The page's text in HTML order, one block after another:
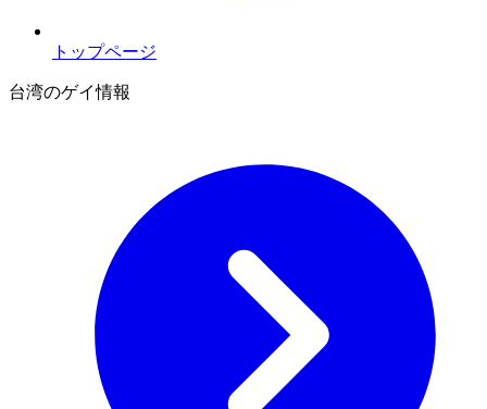
トップページ
台湾のゲイ情報